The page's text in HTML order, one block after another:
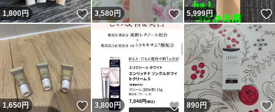
1,800円 いいね！
3,580円 いいね！
5,999円
1,650円 いいね！
3,800円 いいね！
890円